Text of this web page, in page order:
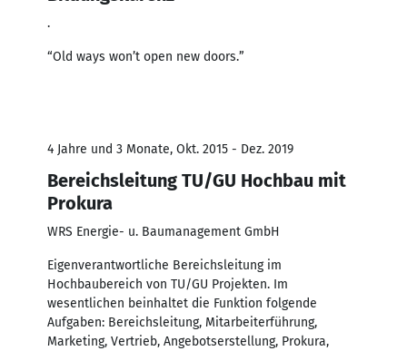
.
“Old ways won’t open new doors.”
4 Jahre und 3 Monate, Okt. 2015 - Dez. 2019
Bereichsleitung TU/GU Hochbau mit
Prokura
WRS Energie- u. Baumanagement GmbH
Eigenverantwortliche Bereichsleitung im
Hochbaubereich von TU/GU Projekten. Im
wesentlichen beinhaltet die Funktion folgende
Aufgaben: Bereichsleitung, Mitarbeiterführung,
Marketing, Vertrieb, Angebotserstellung, Prokura,